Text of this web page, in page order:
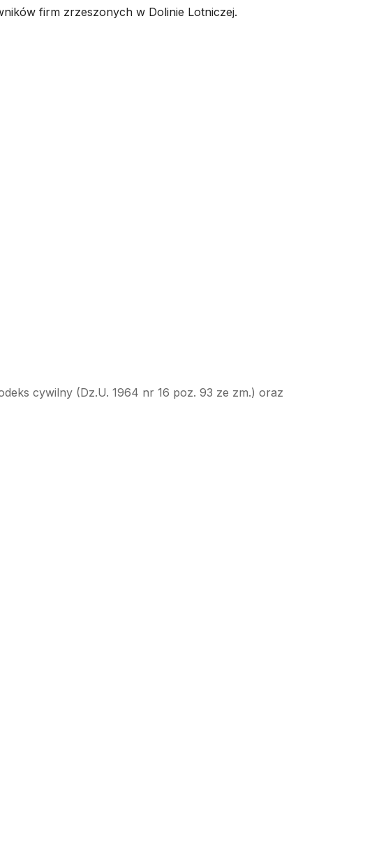
firm zrzeszonych w Dolinie Lotniczej.
cywilny (Dz.U. 1964 nr 16 poz. 93 ze zm.) oraz